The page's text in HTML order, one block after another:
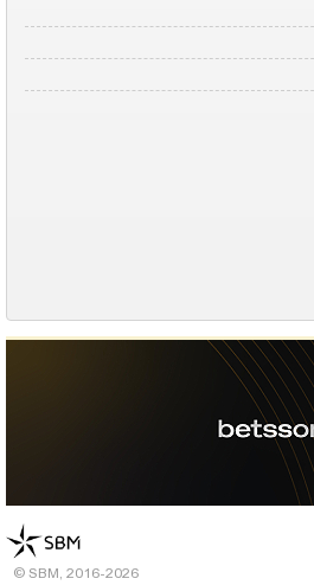
© SBM, 2016-2026